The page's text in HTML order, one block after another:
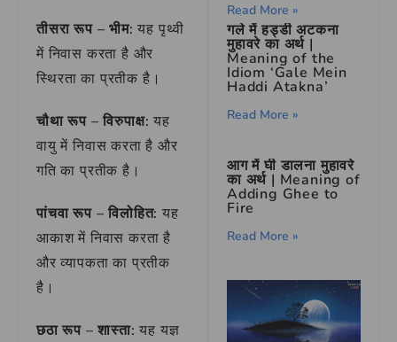
तीसरा रूप – भीम: यह पृथ्वी
में निवास करता है और
स्थिरता का प्रतीक है।
चौथा रूप – विरुपाक्ष: यह
वायु में निवास करता है और
गति का प्रतीक है।
पांचवा रूप – विलोहित: यह
आकाश में निवास करता है
और व्यापकता का प्रतीक
है।
छठा रूप – शास्ता: यह यज्ञ
Read More »
गले में हड्डी अटकना
मुहावरे का अर्थ |
Meaning of the
Idiom ‘Gale Mein
Haddi Atakna’
Read More »
आग में घी डालना मुहावरे
का अर्थ | Meaning of
Adding Ghee to
Fire
Read More »